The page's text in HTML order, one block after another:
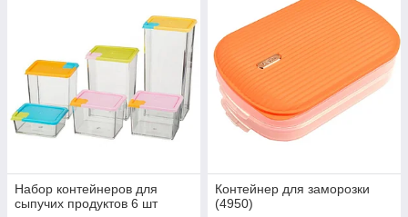
Набор контейнеров для
сыпучих продуктов 6 шт
Контейнер для заморозки
(4950)